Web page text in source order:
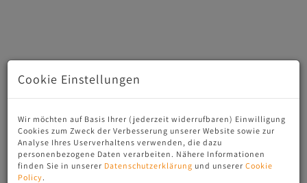
Cookie Einstellungen
Wir möchten auf Basis Ihrer (jederzeit widerrufbaren) Einwilligung
Cookies zum Zweck der Verbesserung unserer Website sowie zur
Analyse Ihres Userverhaltens verwenden, die dazu
personenbezogene Daten verarbeiten. Nähere Informationen
finden Sie in unserer Datenschutzerklärung und unserer Cookie
Policy.